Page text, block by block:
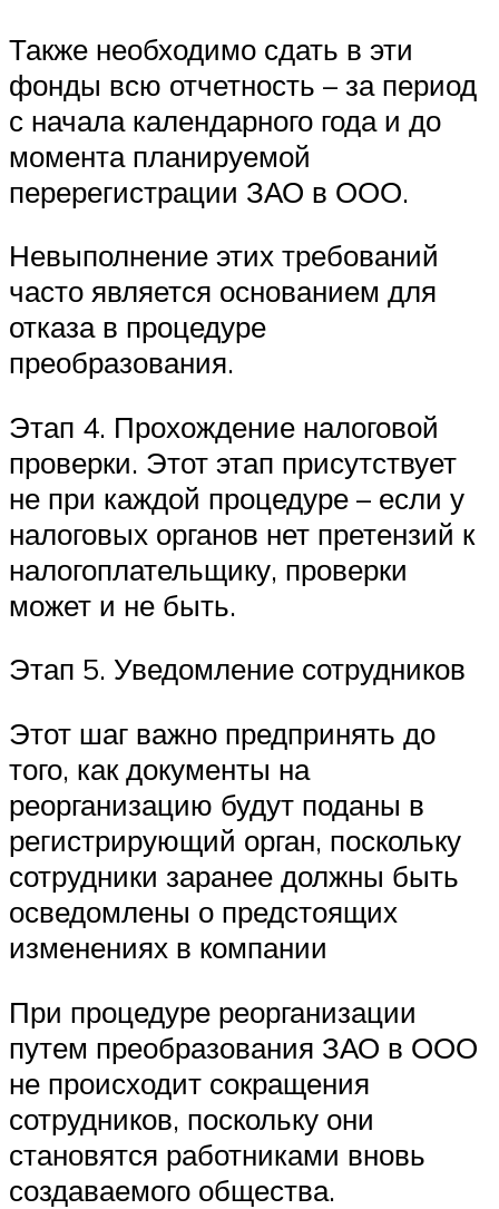
Также необходимо сдать в эти
фонды всю отчетность – за период
с начала календарного года и до
момента планируемой
перерегистрации ЗАО в ООО.
Невыполнение этих требований
часто является основанием для
отказа в процедуре
преобразования.
Этап 4. Прохождение налоговой
проверки. Этот этап присутствует
не при каждой процедуре – если у
налоговых органов нет претензий к
налогоплательщику, проверки
может и не быть.
Этап 5. Уведомление сотрудников
Этот шаг важно предпринять до
того, как документы на
реорганизацию будут поданы в
регистрирующий орган, поскольку
сотрудники заранее должны быть
осведомлены о предстоящих
изменениях в компании
При процедуре реорганизации
путем преобразования ЗАО в ООО
не происходит сокращения
сотрудников, поскольку они
становятся работниками вновь
создаваемого общества.